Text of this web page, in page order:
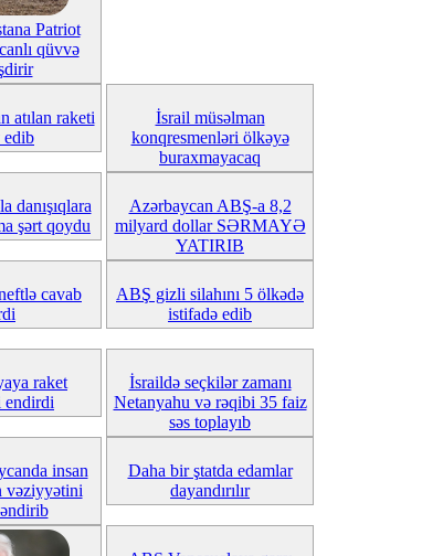
Patriot
qüvvə
atılan raketi
edib
İsrail müsəlman
konqresmenləri ölkəyə
buraxmayacaq
danışıqlara
şərt qoydu
Azərbaycan ABŞ-a 8,2
milyard dollar SƏRMAYƏ
YATIRIB
cavab
ABŞ gizli silahını 5 ölkədə
istifadə edib
raket
endirdi
İsraildə seçkilər zamanı
Netanyahu və rəqibi 35 faiz
səs toplayıb
insan
vəziyyətini
Daha bir ştatda edamlar
dayandırılır